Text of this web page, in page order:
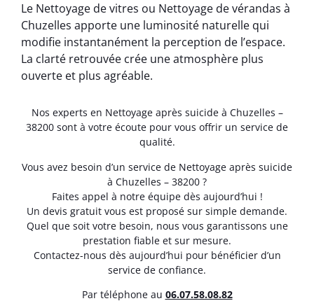
Le Nettoyage de vitres ou Nettoyage de vérandas à
Chuzelles apporte une luminosité naturelle qui
modifie instantanément la perception de l’espace.
La clarté retrouvée crée une atmosphère plus
ouverte et plus agréable.
Nos experts en Nettoyage après suicide à Chuzelles –
38200 sont à votre écoute pour vous offrir un service de
qualité.
Vous avez besoin d’un service de Nettoyage après suicide
à Chuzelles – 38200 ?
Faites appel à notre équipe dès aujourd’hui !
Un devis gratuit vous est proposé sur simple demande.
Quel que soit votre besoin, nous vous garantissons une
prestation fiable et sur mesure.
Contactez-nous dès aujourd’hui pour bénéficier d’un
service de confiance.
Par téléphone au 06.07.58.08.82